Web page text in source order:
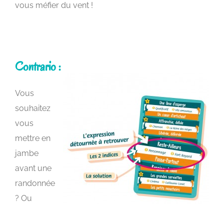
vous méfier du vent !
Contrario :
Vous
souhaitez
vous
mettre en
jambe
avant une
randonnée
? Ou